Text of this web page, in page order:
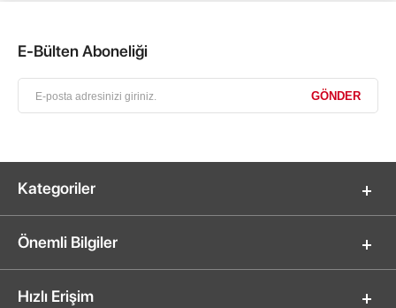
E-Bülten Aboneliği
Kategoriler
Önemli Bilgiler
Hızlı Erişim